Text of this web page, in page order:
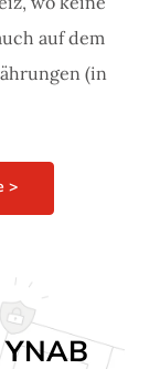
auf dem
(in
>